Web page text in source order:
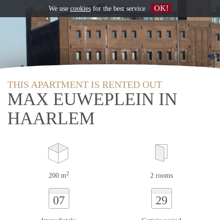
THIS APARTMENT IS RENTED OUT
MAX EUWEPLEIN IN
HAARLEM
200 m2 2 rooms
07 29
We use cookiesfor the best service OK!